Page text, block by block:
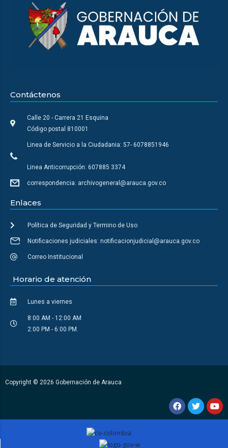
Contáctenos
Calle 20 - Carrera 21 Esquina
Código postal 810001
Linea de Servicio a la Ciudadania: 57- 6078851946
Linea Anticorrupción: 607885 3374
correspondencia: archivogeneral@arauca.gov.co
Enlaces
Política de Seguridad y Termino de Uso
Notificaciones judiciales: notificacionjudicial@arauca.gov.co
Correo Institucional
Horario de atención
Lunes a viernes
8:00 AM - 12:00 AM
2:00 PM - 6:00 PM.
Copyright © 2026 Gobernación de Arauca